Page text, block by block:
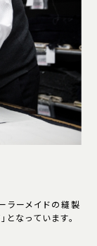
ラーメイドの縫製
となっています。